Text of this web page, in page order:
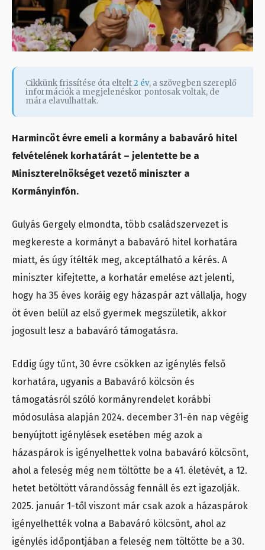
Cikkünk frissítése óta eltelt2 év, a szövegben szereplő
információk a megjelenéskor pontosak voltak, de
mára elavulhattak.
Harmincöt évre emeli a kormány a babaváró hitel
felvételének korhatárát – jelentette be a
Miniszterelnökséget vezető miniszter a
Kormányinfón.
Gulyás Gergely elmondta, több családszervezet is
megkereste a kormányt a babaváró hitel korhatára
miatt, és úgy ítélték meg, akceptálható a kérés. A
miniszter kifejtette, a korhatár emelése azt jelenti,
hogy ha 35 éves koráig egy házaspár azt vállalja, hogy
öt éven belül az első gyermek megszületik, akkor
jogosult lesz a babaváró támogatásra.
Eddig úgy tűnt, 30 évre csökken az igénylés felső
korhatára, ugyanis a Babaváró kölcsön és
támogatásról szóló kormányrendelet korábbi
módosulása alapján 2024. december 31-én nap végéig
benyújtott igénylések esetében még azok a
házaspárok is igényelhettek volna babaváró kölcsönt,
ahol a feleség még nem töltötte be a 41. életévét, a 12.
hetet betöltött várandósság fennáll és ezt igazolják.
2025. január 1-től viszont már csak azok a házaspárok
igényelhették volna a Babaváró kölcsönt, ahol az
igénylés időpontjában a feleség nem töltötte be a 30.